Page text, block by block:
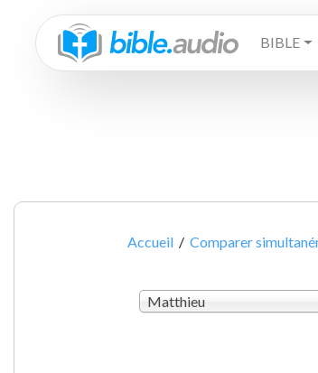
BIBLE
Accueil /Comparer
Matthieu